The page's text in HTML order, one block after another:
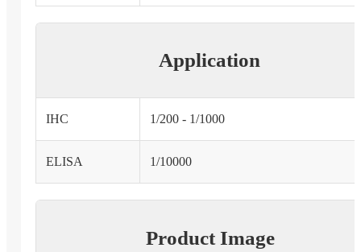
Application
IHC 1/200 - 1/1000
ELISA 1/10000
Product Image